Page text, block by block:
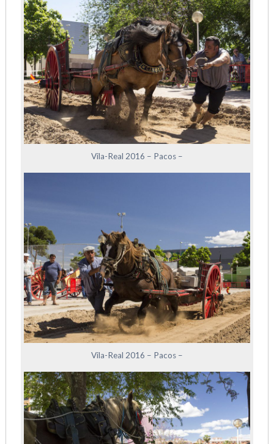
Vila-Real 2016 – Pacos –
Vila-Real 2016 – Pacos –